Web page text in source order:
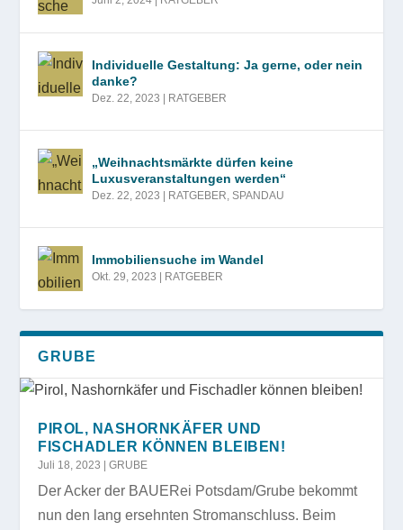
Individuelle Gestaltung: Ja gerne, oder nein
danke?
Dez. 22, 2023 RATGEBER
„Weihnachtsmärkte dürfen keine
Luxusveranstaltungen werden“
Dez. 22, 2023 RATGEBER,SPANDAU
Immobiliensuche im Wandel
Okt. 29, 2023 RATGEBER
GRUBE
PIROL, NASHORNKÄFER UND
FISCHADLER KÖNNEN BLEIBEN!
Juli 18, 2023 |GRUBE
Der Acker der BAUERei Potsdam/Grube bekommt
nun den lang ersehnten Stromanschluss. Beim